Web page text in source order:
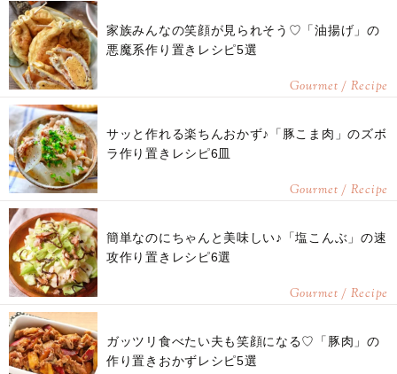
家族みんなの笑顔が見られそう♡「油揚げ」の
悪魔系作り置きレシピ5選
Gourmet / Recipe
サッと作れる楽ちんおかず♪「豚こま肉」のズボ
ラ作り置きレシピ6皿
Gourmet / Recipe
簡単なのにちゃんと美味しい♪「塩こんぶ」の速
攻作り置きレシピ6選
Gourmet / Recipe
ガッツリ食べたい夫も笑顔になる♡「豚肉」の
作り置きおかずレシピ5選